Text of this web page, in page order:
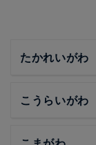
たかれいがわ
こうらいがわ